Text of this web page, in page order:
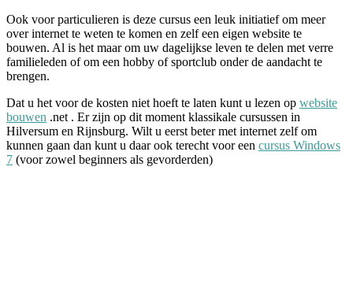
Ook voor particulieren is deze cursus een leuk initiatief om meer
over internet te weten te komen en zelf een eigen website te
bouwen. Al is het maar om uw dagelijkse leven te delen met verre
familieleden of om een hobby of sportclub onder de aandacht te
brengen.
Dat u het voor de kosten niet hoeft te laten kunt u lezen op website
bouwen .net . Er zijn op dit moment klassikale cursussen in
Hilversum en Rijnsburg. Wilt u eerst beter met internet zelf om
kunnen gaan dan kunt u daar ook terecht voor een cursus Windows
7 (voor zowel beginners als gevorderden)